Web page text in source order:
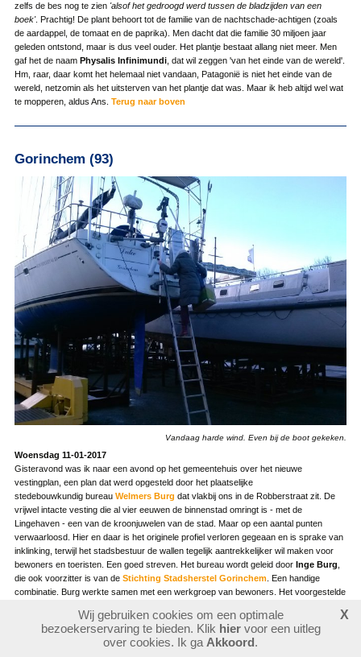
zelfs de bes nog te zien 'alsof het gedroogd werd tussen de bladzijden van een
boek'. Prachtig! De plant behoort tot de familie van de nachtschade-achtigen (zoals
de aardappel, de tomaat en de paprika). Men dacht dat die familie 30 miljoen jaar
geleden ontstond, maar is dus veel ouder. Het plantje bestaat allang niet meer. Men
gaf het de naam Physalis Infinimundi, dat wil zeggen 'van het einde van de wereld'.
Hm, raar, daar komt het helemaal niet vandaan, Patagonië is niet het einde van de
wereld, netzomin als het uitsterven van het plantje dat was. Maar ik heb altijd wel wat
te mopperen, aldus Ans. Terug naar boven
Gorinchem (93)
Vandaag harde wind. Even bij de boot gekeken.
Woensdag 11-01-2017
Gisteravond was ik naar een avond op het gemeentehuis over het nieuwe
vestingplan, een plan dat werd opgesteld door het plaatselijke
stedebouwkundig bureau Welmers Burg dat vlakbij ons in de Robberstraat zit. De
vrijwel intacte vesting die al vier eeuwen de binnenstad omringt is - met de
Lingehaven - een van de kroonjuwelen van de stad. Maar op een aantal punten
verwaarloosd. Hier en daar is het originele profiel verloren gegeaan en is sprake van
inklinking, terwijl het stadsbestuur de wallen tegelijk aantrekkelijker wil maken voor
bewoners en toeristen. Een goed streven. Het bureau wordt geleid doorInge Burg
die ook voorzitter is van de Stichting Stadsherstel Gorinchem. Een handige
combinatie. Burg werkte samen met een werkgroep van bewoners. Het voorgestelde
Rijkswaterstaat) en de profielen in originale staat teruggebracht, de wandelpaden
verbeterd en de diverse coupures (de doorgangen waar eens de stadspoorten
waren) versmald. Dat laatste is om rustiger rijgedrag van auto's te stimuleren en de
Wij gebruiken cookies om een optimale
bezoekerservaring te bieden. Klik hiervoor een uitleg
over cookies. Ik ga Akkoord.
X